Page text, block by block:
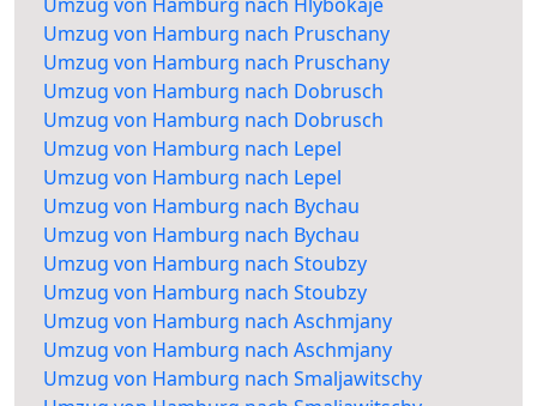
Umzug von Hamburg nach Pruschany
Umzug von Hamburg nach Pruschany
Umzug von Hamburg nach Dobrusch
Umzug von Hamburg nach Dobrusch
Umzug von Hamburg nach Lepel
Umzug von Hamburg nach Lepel
Umzug von Hamburg nach Bychau
Umzug von Hamburg nach Bychau
Umzug von Hamburg nach Stoubzy
Umzug von Hamburg nach Stoubzy
Umzug von Hamburg nach Aschmjany
Umzug von Hamburg nach Aschmjany
Umzug von Hamburg nach Smaljawitschy